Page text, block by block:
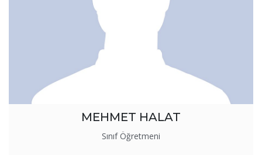
MEHMET HALAT
Sınıf Öğretmeni